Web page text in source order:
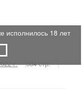
г.
384 стр.
исполнилось 18 лет